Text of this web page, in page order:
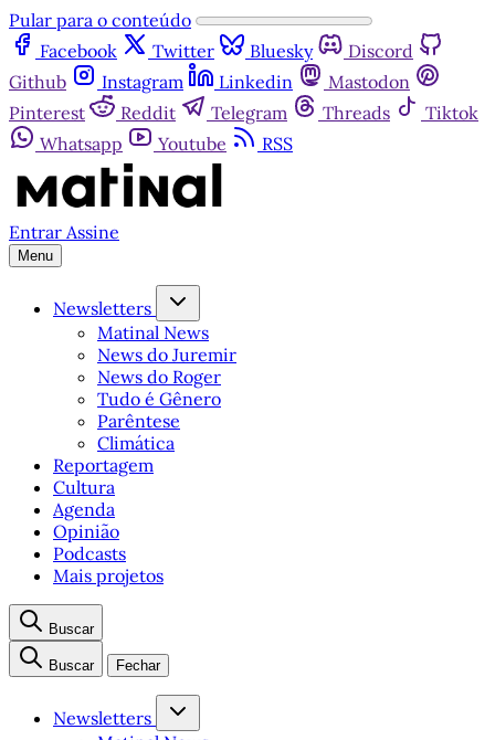
Pular para o conteúdo
Facebook
Twitter Bluesky
Discord
Github
Instagram Linkedin
Mastodon
Pinterest
Reddit Telegram Threads
Tiktok
Whatsapp
Youtube RSS
Entrar Assine
Menu
Newsletters
Matinal News
News do Juremir
News do Roger
Tudo é Gênero
Parêntese
Climática
Reportagem
Cultura
Agenda
Opinião
Podcasts
Mais projetos
Buscar
Buscar Fechar
Newsletters